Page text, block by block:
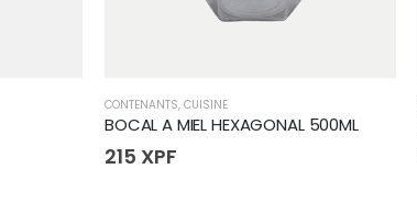
CONTENANTS, CUISINE
BOCAL A MIEL HEXAGONAL 500ML
215 XPF